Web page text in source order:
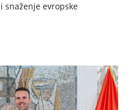
snaženje evropske